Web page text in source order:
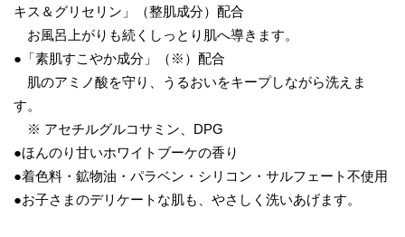
キス＆グリセリン」（整肌成分）配合
お風呂上がりも続くしっとり肌へ導きます。
●「素肌すこやか成分」（※）配合
肌のアミノ酸を守り、うるおいをキープしながら洗えま
す。
※ アセチルグルコサミン、DPG
●ほんのり甘いホワイトブーケの香り
●着色料・鉱物油・パラベン・シリコン・サルフェート不使用
●お子さまのデリケートな肌も、やさしく洗いあげます。